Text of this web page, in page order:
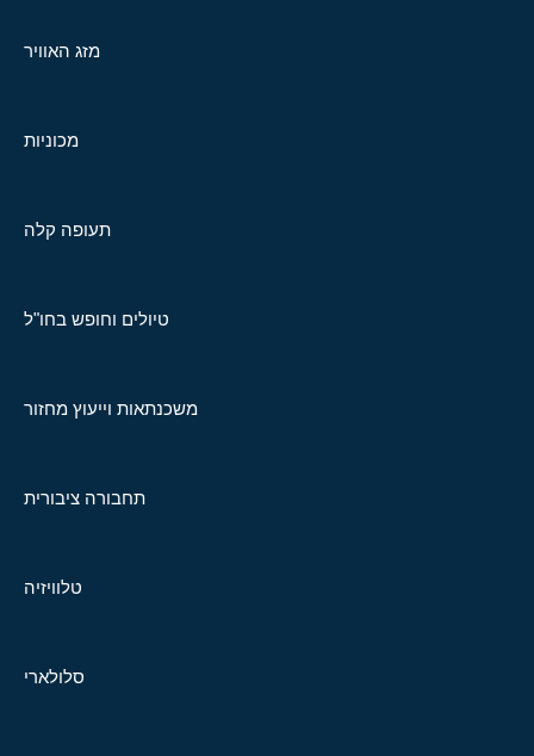
מזג האוויר
מכוניות
תעופה קלה
טיולים וחופש בחו"ל
משכנתאות וייעוץ מחזור
תחבורה ציבורית
טלוויזיה
סלולארי